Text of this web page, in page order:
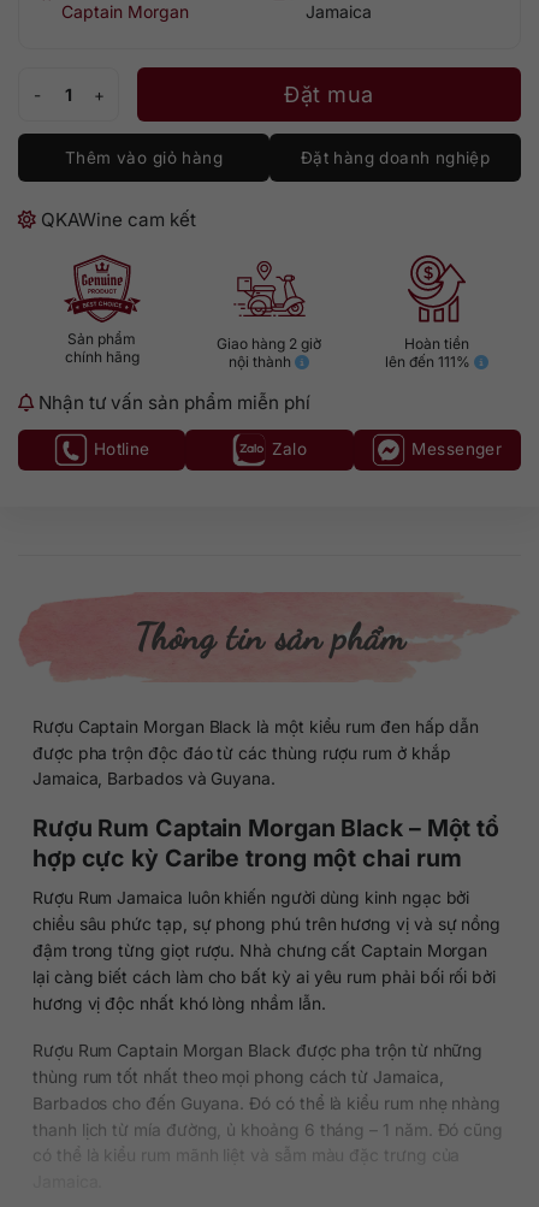
Captain Morgan
Jamaica
Đặt mua
Thêm vào giỏ hàng Đặt hàng doanh nghiệp
QKAWine cam kết
Sản phẩm
chính hãng
Giao hàng 2 giờ
nội thành
Hoàn tiền
lên đến 111%
Nhận tư vấn sản phẩm miễn phí
Hotline Zalo Messenger
Thông tin sản phẩm
Rượu Captain Morgan Black là một kiểu rum đen hấp dẫn
được pha trộn độc đáo từ các thùng rượu rum ở khắp
Jamaica, Barbados và Guyana.
Rượu Rum Captain Morgan Black – Một tổ
hợp cực kỳ Caribe trong một chai rum
Rượu Rum Jamaica luôn khiến người dùng kinh ngạc bởi
chiều sâu phức tạp, sự phong phú trên hương vị và sự nồng
đậm trong từng giọt rượu. Nhà chưng cất Captain Morgan
lại càng biết cách làm cho bất kỳ ai yêu rum phải bối rối bởi
hương vị độc nhất khó lòng nhầm lẫn.
Rượu Rum Captain Morgan Black được pha trộn từ những
thùng rum tốt nhất theo mọi phong cách từ Jamaica,
Barbados cho đến Guyana. Đó có thể là kiểu rum nhẹ nhàng
thanh lịch từ mía đường, ủ khoảng 6 tháng – 1 năm. Đó cũng
có thể là kiểu rum mãnh liệt và sẫm màu đặc trưng của